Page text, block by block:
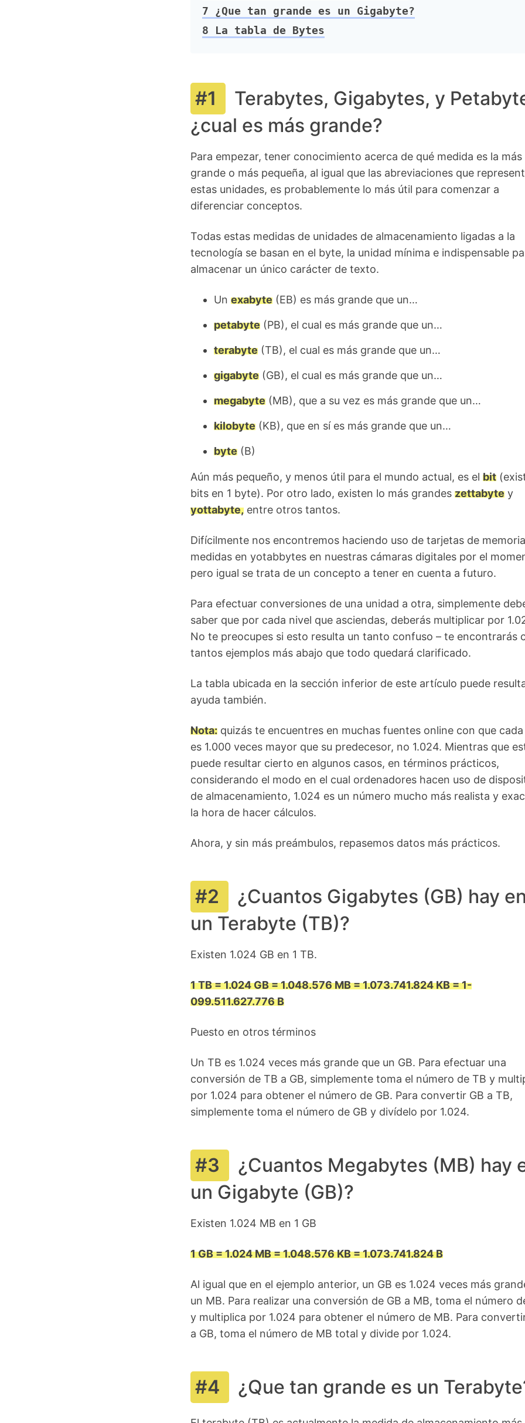
7 ¿Que tan grande es un Gigabyte?
8 La tabla de Bytes
Terabytes, Gigabytes, y
¿cual es más grande?
Para empezar, tener conocimiento acerca de qué medida es la más
grande o más pequeña, al igual que las abreviaciones que
estas unidades, es probablemente lo más útil para comenzar a
diferenciar conceptos.
Todas estas medidas de unidades de almacenamiento ligadas a la
tecnología se basan en el byte, la unidad mínima e indispensable
almacenar un único carácter de texto.
Un exabyte(EB) es más grande que un…
petabyte(PB), el cual es más grande que un…
terabyte(TB), el cual es más grande que un…
gigabyte(GB), el cual es más grande que un…
megabyte(MB), que a su vez es más grande que un…
kilobyte(KB), que en sí es más grande que un…
byte(B)
Aún más pequeño, y menos útil para el mundo actual, es el bit
bits en 1 byte). Por otro lado, existen lo más grandes zettabytey
yottabyte,entre otros tantos.
Difícilmente nos encontremos haciendo uso de tarjetas de
medidas en yotabbytes en nuestras cámaras digitales por el
pero igual se trata de un concepto a tener en cuenta a futuro.
Para efectuar conversiones de una unidad a otra, simplemente
saber que por cada nivel que asciendas, deberás multiplicar por
No te preocupes si esto resulta un tanto confuso – te encontrarás
tantos ejemplos más abajo que todo quedará clarificado.
La tabla ubicada en la sección inferior de este artículo puede
ayuda también.
Nota:quizás te encuentres en muchas fuentes online con que
es 1.000 veces mayor que su predecesor, no 1.024. Mientras que
puede resultar cierto en algunos casos, en términos prácticos,
considerando el modo en el cual ordenadores hacen uso de
de almacenamiento, 1.024 es un número mucho más realista y
la hora de hacer cálculos.
Ahora, y sin más preámbulos, repasemos datos más prácticos.
¿Cuantos Gigabytes (GB) hay
un Terabyte (TB)?
Existen 1.024 GB en 1 TB.
1 TB = 1.024 GB = 1.048.576 MB = 1.073.741.824 KB = 1-
099.511.627.776 B
Puesto en otros términos
Un TB es 1.024 veces más grande que un GB. Para efectuar una
conversión de TB a GB, simplemente toma el número de TB y
por 1.024 para obtener el número de GB. Para convertir GB a TB,
simplemente toma el número de GB y divídelo por 1.024.
¿Cuantos Megabytes (MB) hay
un Gigabyte (GB)?
Existen 1.024 MB en 1 GB
1 GB = 1.024 MB = 1.048.576 KB = 1.073.741.824 B
Al igual que en el ejemplo anterior, un GB es 1.024 veces más
un MB. Para realizar una conversión de GB a MB, toma el número
y multiplica por 1.024 para obtener el número de MB. Para
a GB, toma el número de MB total y divide por 1.024.
¿Que tan grande es un